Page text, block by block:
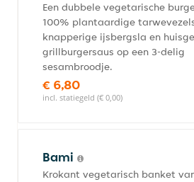
Een dubbele vegetarische
100% plantaardige
knapperige ijsbergsla en
grillburgersaus op een 3-delig
sesambroodje.
€ 6,80
incl. statiegeld (€ 0,00)
Bami
Krokant vegetarisch banket